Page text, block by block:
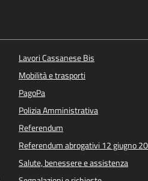
Lavori Cassanese Bis
Mobilità e trasporti
PagoPa
Polizia Amministrativa
Referendum
Referendum abrogativi 12 giugno
Salute, benessere e assistenza